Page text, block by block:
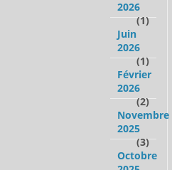
2026
(1)
Juin
2026
(1)
Février
2026
(2)
Novembre
2025
(3)
Octobre